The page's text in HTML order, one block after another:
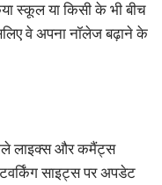
स्कूल या किसी के भी बीच
वे अपना नॉलेज बढ़ाने के
लाइक्स और कमैंट्स
साइट्स पर अपडेट